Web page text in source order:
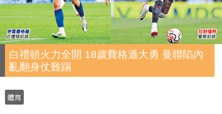
白禮頓火力全開 18歲費格遜大勇 曼聯陷內
亂翻身仗難踢
體育